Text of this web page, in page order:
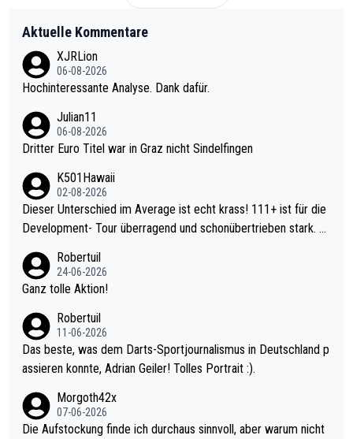
Aktuelle Kommentare
XJRLion
06-08-2026
Hochinteressante Analyse. Dank dafür.
Julian11
06-08-2026
Dritter Euro Titel war in Graz nicht Sindelfingen
K501Hawaii
02-08-2026
Dieser Unterschied im Average ist echt krass! 111+ ist für die
Development- Tour überragend und schonübertrieben stark. U
mal 40+ erst recht. Da gewinnst keinen Blumentopf - ist ja noc
h krasser wie ein Pokalspiel eines Kreisligisten vs einem Bund
Robertuil
24-06-2026
Ganz tolle Aktion!
Robertuil
11-06-2026
Das beste, was dem Darts-Sportjournalismus in Deutschland p
assieren konnte, Adrian Geiler! Tolles Portrait :).
Morgoth42x
07-06-2026
Die Aufstockung finde ich durchaus sinnvoll, aber warum nicht